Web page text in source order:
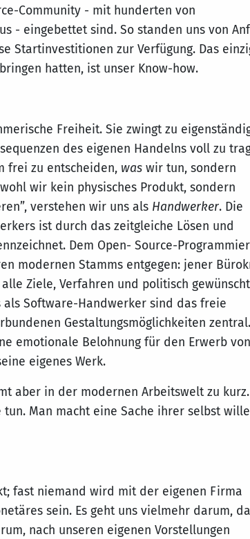
Community - mit hunderten von
- eingebettet sind. So standen uns von
Startinvestitionen zur Verfügung. Das
hatten, ist unser Know-how.
Freiheit. Sie zwingt zu
des eigenen Handelns voll zu
frei zu entscheiden, waswir tun, sondern
wir kein physisches Produkt, sondern
verstehen wir uns als Handwerker. Die
ist durch das zeitgleiche Lösen und
Dem Open- Source-
modernen Stamms entgegen: jener
Ziele, Verfahren und politisch
als Software-Handwerker sind das freie
Gestaltungsmöglichkeiten zentral.
emotionale Belohnung für den Erwerb von
eigenes Werk.
aber in der modernen Arbeitswelt zu kurz.
Man macht eine Sache ihrer selbst
fast niemand wird mit der eigenen Firma
sein. Es geht uns vielmehr darum,
nach unseren eigenen Vorstellungen